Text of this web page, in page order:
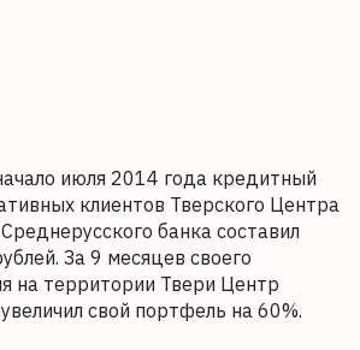
июля 2014 года кредитный
клиентов Тверского Центра
банка составил
За 9 месяцев своего
на территории Твери Центр
свой портфель на 60%.